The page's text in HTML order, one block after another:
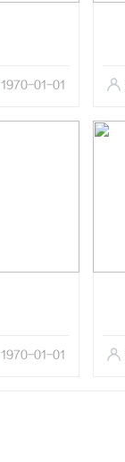
1970-01-01
1970-01-01